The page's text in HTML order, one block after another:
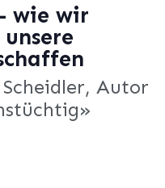
wie wir
Autor